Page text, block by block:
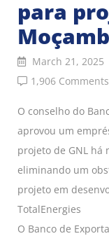
para
March 21, 2025
1,906 Comments
O conselho do
aprovou um
projeto de GNL há
eliminando um
projeto em
TotalEnergies
O Banco de